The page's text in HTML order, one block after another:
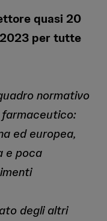
quasi 20
per tutte
normativo
ed europea,
e poca
degli altri